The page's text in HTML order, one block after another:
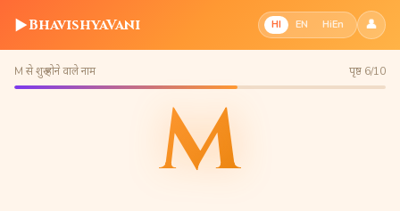
▶BhavishyaVani HI EN HiEn 👤
M से शुरू होने वाले नाम पृष्ठ 6/10
M